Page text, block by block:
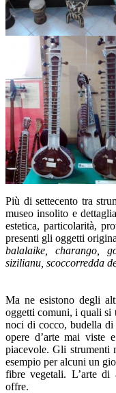
Più di settecento tra
museo insolito e
estetica, particolarità,
presenti gli oggetti
balalaike, charango,
sizilianu, scoccorredda
Ma ne esistono degli
oggetti comuni, i quali si
noci di cocco, budella di
opere d’arte mai viste
piacevole. Gli strumenti
esempio per alcuni un
fibre vegetali. L’arte di
offre.